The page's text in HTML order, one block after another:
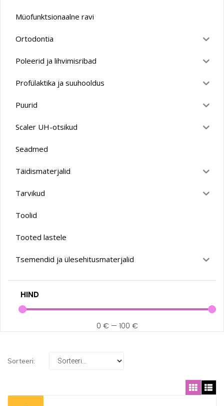
Müofunktsionaalne ravi
Ortodontia
Poleerid ja lihvimisribad
Profülaktika ja suuhooldus
Puurid
Scaler UH-otsikud
Seadmed
Täidismaterjalid
Tarvikud
Toolid
Tooted lastele
Tsemendid ja ülesehitusmaterjalid
HIND
0 € — 100 €
Sorteeri: